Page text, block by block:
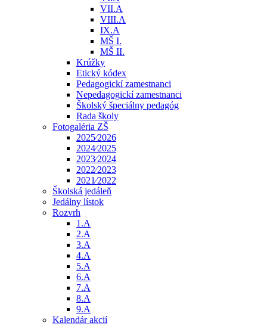
VII.A
VIII.A
IX.A
MŠ I.
MŠ II.
Krúžky
Etický kódex
Pedagogickí zamestnanci
Nepedagogickí zamestnanci
Školský špeciálny pedagóg
Rada školy
Fotogaléria ZŠ
2025⁄2026
2024⁄2025
2023⁄2024
2022⁄2023
2021⁄2022
Školská jedáleň
Jedálny lístok
Rozvrh
1.A
2.A
3.A
4.A
5.A
6.A
7.A
8.A
9.A
Kalendár akcií